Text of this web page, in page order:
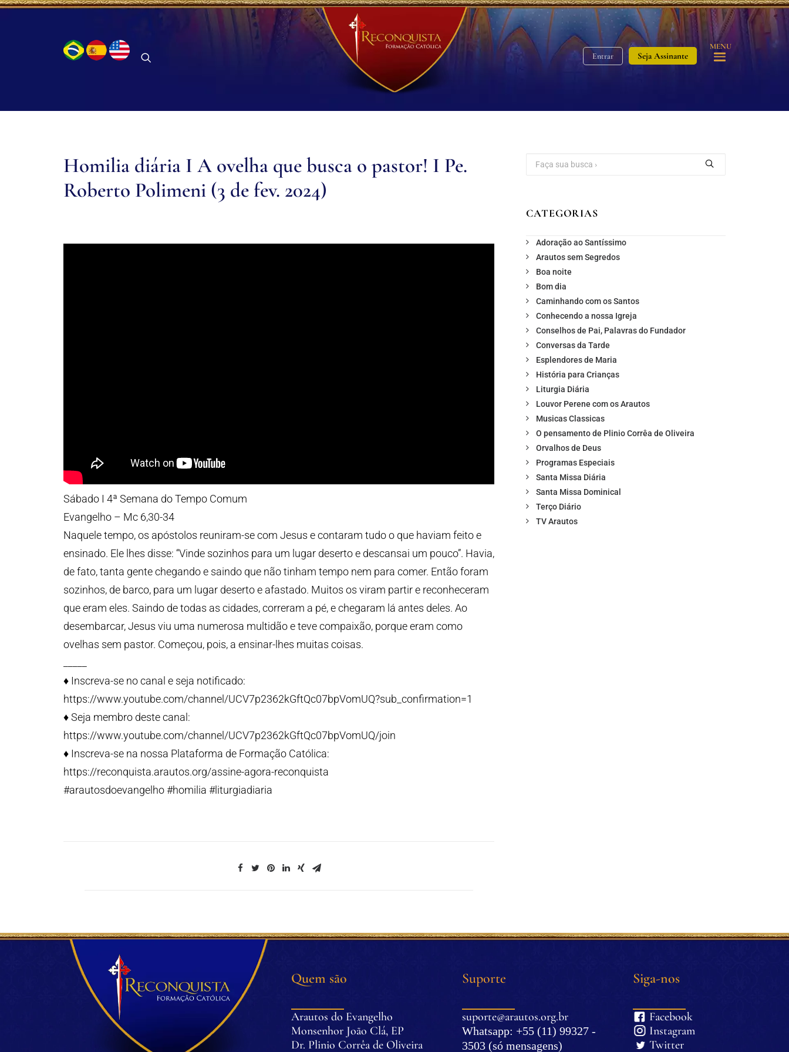
Entrar Seja Assinante
MENU
Homilia diária I A ovelha que busca o pastor! I Pe.
Roberto Polimeni (3 de fev. 2024)
Sábado I 4ª Semana do Tempo Comum
Evangelho – Mc 6,30-34
Naquele tempo, os apóstolos reuniram-se com Jesus e contaram tudo o que haviam feito e
ensinado. Ele lhes disse: “Vinde sozinhos para um lugar deserto e descansai um pouco”. Havia,
de fato, tanta gente chegando e saindo que não tinham tempo nem para comer. Então foram
sozinhos, de barco, para um lugar deserto e afastado. Muitos os viram partir e reconheceram
que eram eles. Saindo de todas as cidades, correram a pé, e chegaram lá antes deles. Ao
desembarcar, Jesus viu uma numerosa multidão e teve compaixão, porque eram como
ovelhas sem pastor. Começou, pois, a ensinar-lhes muitas coisas.
♦️ Inscreva-se no canal e seja notificado:
https://www.youtube.com/channel/UCV7p2362kGftQc07bpVomUQ?sub_confirmation=1
♦️ Seja membro deste canal:
https://www.youtube.com/channel/UCV7p2362kGftQc07bpVomUQ/join
♦️ Inscreva-se na nossa Plataforma de Formação Católica:
https://reconquista.arautos.org/assine-agora-reconquista
#arautosdoevangelho #homilia #liturgiadiaria
CATEGORIAS
Adoração ao Santíssimo
Arautos sem Segredos
Boa noite
Bom dia
Caminhando com os Santos
Conhecendo a nossa Igreja
Conselhos de Pai, Palavras do Fundador
Conversas da Tarde
Esplendores de Maria
História para Crianças
Liturgia Diária
Louvor Perene com os Arautos
Musicas Classicas
O pensamento de Plinio Corrêa de Oliveira
Orvalhos de Deus
Programas Especiais
Santa Missa Diária
Santa Missa Dominical
Terço Diário
TV Arautos
Quem são
Arautos do Evangelho
Monsenhor João Clá, EP
Dr. Plinio Corrêa de Oliveira
Suporte
suporte@arautos.org.br
Whatsapp: +55 (11) 99327 -
3503 (só mensagens)
Siga-nos
Facebook
Instagram
Twitter